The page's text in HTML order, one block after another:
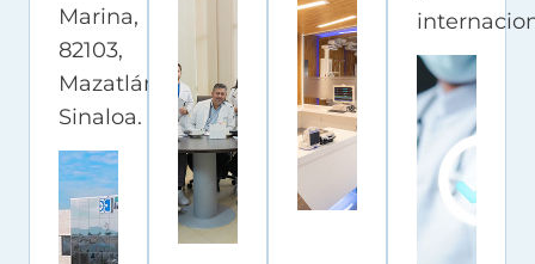
Marina,
82103,
Mazatlán,
Sinaloa.